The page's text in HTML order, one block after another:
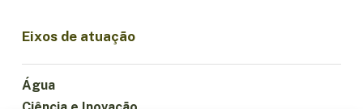
Eixos de atuação
Água